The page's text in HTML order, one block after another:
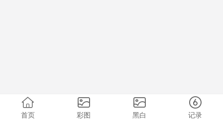
首页 彩图 黑白 记录